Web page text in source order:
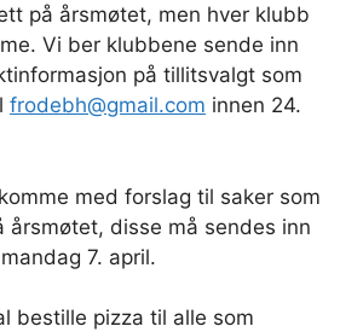
på årsmøtet, men hver klubb
Vi ber klubbene sende inn
på tillitsvalgt som
frodebh@gmail.com innen 24.
med forslag til saker som
årsmøtet, disse må sendes inn
7. april.
bestille pizza til alle som